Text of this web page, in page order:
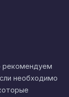
рекомендуем
необходимо